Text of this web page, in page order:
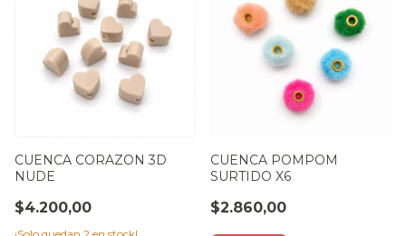
CUENCA CORAZON 3D
NUDE
$4.200,00
CUENCA POMPOM
SURTIDO X6
$2.860,00